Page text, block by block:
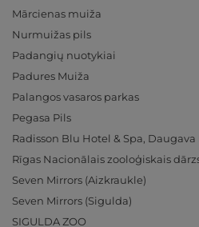
Mārcienas muiža
Nurmuižas pils
Padangių nuotykiai
Padures Muiža
Palangos vasaros parkas
Pegasa Pils
Radisson Blu Hotel & Spa, Daugava
Rīgas Nacionālais zooloģiskais
Seven Mirrors (Aizkraukle)
Seven Mirrors (Sigulda)
SIGULDA ZOO